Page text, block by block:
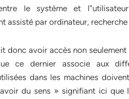
le système et
assisté par ordinateur,
donc avoir accès non
ce dernier associe aux
dans les machines
du sens » signifiant ici que